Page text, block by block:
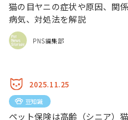
猫の目ヤニの症状や原因、関
病気、対処法を解説
PNS編集部
2025.11.25
豆知識
ペット保険は高齢（シニア）